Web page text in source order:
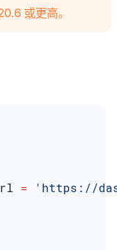
或更高。
= 'https://